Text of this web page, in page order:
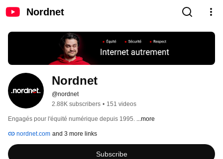
Nordnet
Nordnet
@nordnet
2.88K subscribers • 151 videos
Engagés pour l'équité numérique depuis 1995. ...more
nordnet.com and 3 more links
Subscribe